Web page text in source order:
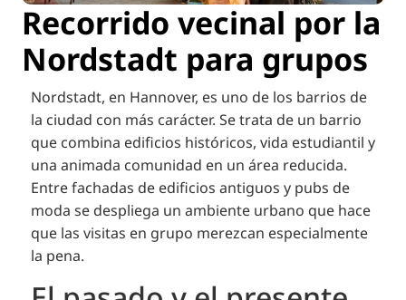
Recorrido vecinal por la
Nordstadt para grupos
Nordstadt, en Hannover, es uno de los barrios de
la ciudad con más carácter. Se trata de un barrio
que combina edificios históricos, vida estudiantil y
una animada comunidad en un área reducida.
Entre fachadas de edificios antiguos y pubs de
moda se despliega un ambiente urbano que hace
que las visitas en grupo merezcan especialmente
la pena.